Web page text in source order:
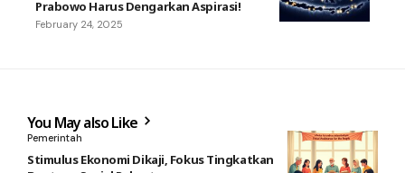
Prabowo Harus Dengarkan Aspirasi!
February 24, 2025
You May also Like
Pemerintah
Stimulus Ekonomi Dikaji, Fokus Tingkatkan